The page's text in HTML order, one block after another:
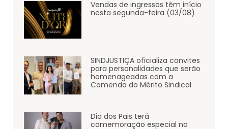
Vendas de ingressos têm início
nesta segunda-feira (03/08)
SINDJUSTIÇA oficializa convites
para personalidades que serão
homenageadas com a
Comenda do Mérito Sindical
Dia dos Pais terá
comemoração especial no